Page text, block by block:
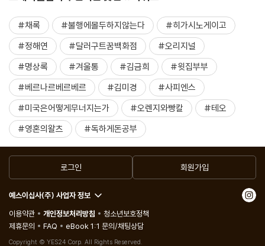
#채록 #불행에몰두하지않는다
#히가시노게이고
#정해연
#달러구트꿈백화점
#오리지널
#명상록
#겨울통 #김금희
#윗집부부
#베르나르베르베르
#김미경
#사피엔스
#미국은어떻게무너지는가
#오렌지와빵칼
#테오
#영혼의왈츠
#독하게돈공부
로그인 회원가입
예스이십사(주) 사업자 정보
이용약관
개인정보처리방침
청소년보호정책
제휴문의
FAQ eBook 1:1 문의/채팅상담
Copyright © YES24 Corp. All Rights Reserved.